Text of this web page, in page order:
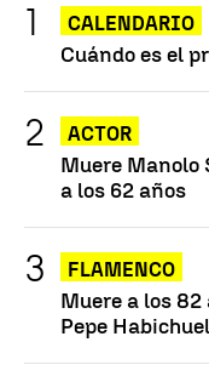
CALENDARIO
Cuándo es el
ACTOR
Muere Manolo
a los 62 años
FLAMENCO
Muere a los
Pepe